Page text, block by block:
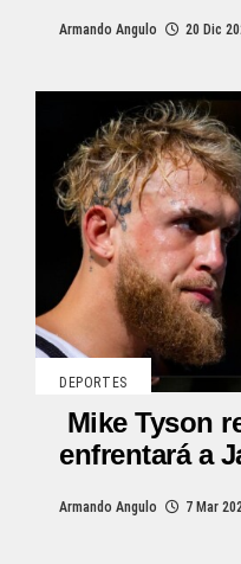
Armando Angulo 20 Dic
DEPORTES
Mike Tyson
enfrentará a
Armando Angulo 7 Mar